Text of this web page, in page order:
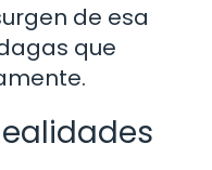
de esa
que